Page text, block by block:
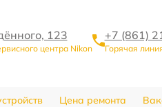
123
центра Nikon
+7 (861)
Горячая
Цена ремонта